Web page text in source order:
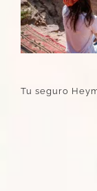
Tu seguro